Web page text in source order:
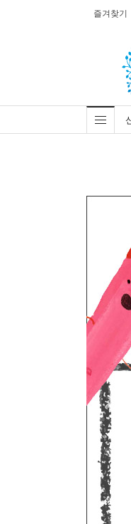
즐겨찾기